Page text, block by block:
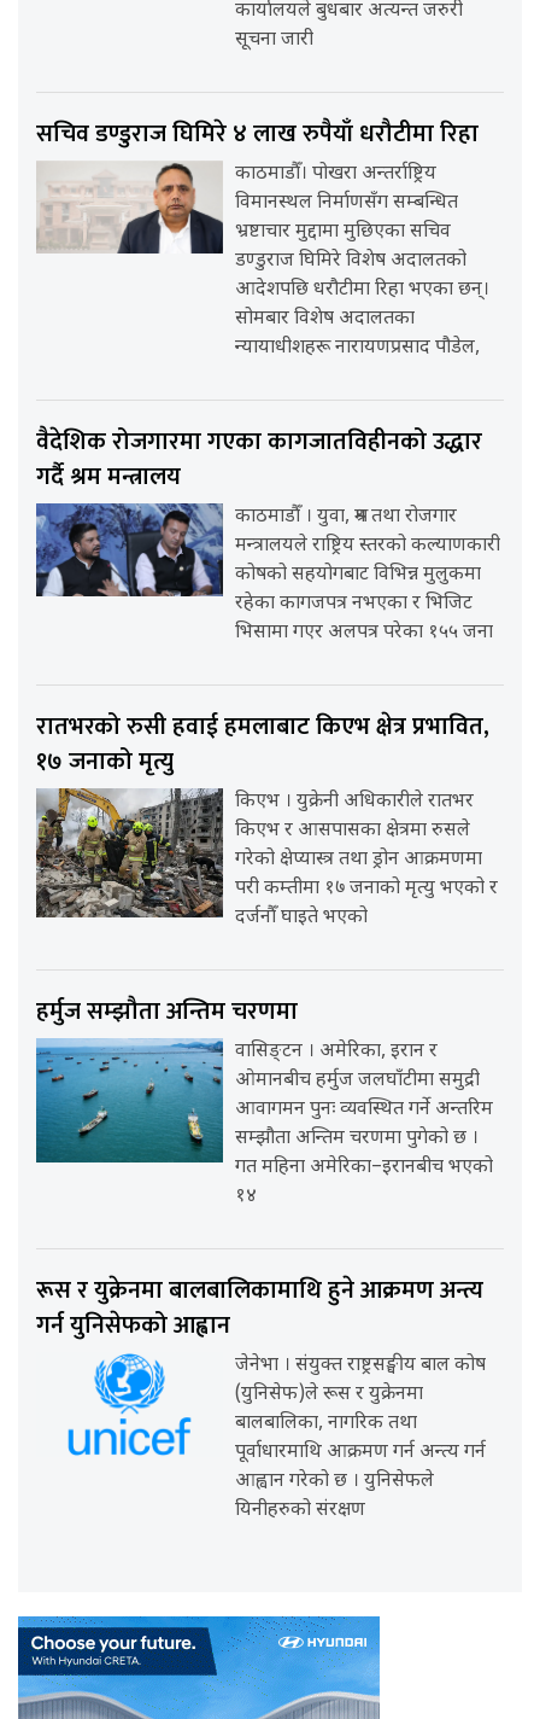
कार्यालयले बुधबार अत्यन्त जरुरी
सूचना जारी
सचिव डण्डुराज घिमिरे ४ लाख रुपैयाँ धरौटीमा रिहा
काठमाडौँ। पोखरा अन्तर्राष्ट्रिय
विमानस्थल निर्माणसँग सम्बन्धित
भ्रष्टाचार मुद्दामा मुछिएका सचिव
डण्डुराज घिमिरे विशेष अदालतको
आदेशपछि धरौटीमा रिहा भएका छन्।
सोमबार विशेष अदालतका
न्यायाधीशहरू नारायणप्रसाद पौडेल,
वैदेशिक रोजगारमा गएका कागजातविहीनको उद्धार
गर्दै श्रम मन्त्रालय
काठमाडौँ । युवा, श्रम तथा रोजगार
मन्त्रालयले राष्ट्रिय स्तरको कल्याणकारी
कोषको सहयोगबाट विभिन्न मुलुकमा
रहेका कागजपत्र नभएका र भिजिट
भिसामा गएर अलपत्र परेका १५५ जना
रातभरको रुसी हवाई हमलाबाट किएभ क्षेत्र प्रभावित,
१७ जनाको मृत्यु
किएभ । युक्रेनी अधिकारीले रातभर
किएभ र आसपासका क्षेत्रमा रुसले
गरेको क्षेप्यास्त्र तथा ड्रोन आक्रमणमा
परी कम्तीमा १७ जनाको मृत्यु भएको र
दर्जनौँ घाइते भएको
हर्मुज सम्झौता अन्तिम चरणमा
वासिङ्टन । अमेरिका, इरान र
ओमानबीच हर्मुज जलघाँटीमा समुद्री
आवागमन पुनः व्यवस्थित गर्ने अन्तरिम
सम्झौता अन्तिम चरणमा पुगेको छ ।
गत महिना अमेरिका–इरानबीच भएको
१४
रूस र युक्रेनमा बालबालिकामाथि हुने आक्रमण अन्त्य
गर्न युनिसेफको आह्वान
जेनेभा । संयुक्त राष्ट्रसङ्घीय बाल कोष
(युनिसेफ)ले रूस र युक्रेनमा
बालबालिका, नागरिक तथा
पूर्वाधारमाथि आक्रमण गर्न अन्त्य गर्न
आह्वान गरेको छ । युनिसेफले
यिनीहरुको संरक्षण